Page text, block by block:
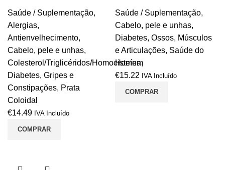
Saúde / Suplementação,
Alergias,
Antienvelhecimento,
Cabelo, pele e unhas,
Colesterol/Triglicéridos/Homocisteína,
Diabetes, Gripes e
Constipações, Prata
Coloidal
€14.49 IVA Incluído
COMPRAR
Saúde / Suplementação,
Cabelo, pele e unhas,
Diabetes, Ossos, Músculos
e Articulações, Saúde do
Homem
€15.22 IVA Incluído
COMPRAR